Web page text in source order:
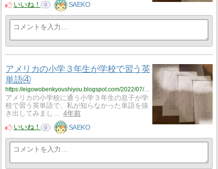
いいね！
0 SAEKO
アメリカの小学３年生が学校で習う英
単語④
https://eigowobenkyoushiyou.blogspot.com/2022/07/blog-post_21.html
アメリカの小学校に通う小学３年生の息子が学
校で習う英単語で、私が知らなかった単語を抜
き出してみまし…
4年前
いいね！
0 SAEKO